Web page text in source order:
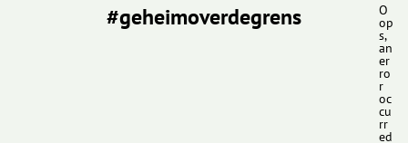
#geheimoverdegrens O
op
s,
an
er
ro
r
oc
cu
rr
ed